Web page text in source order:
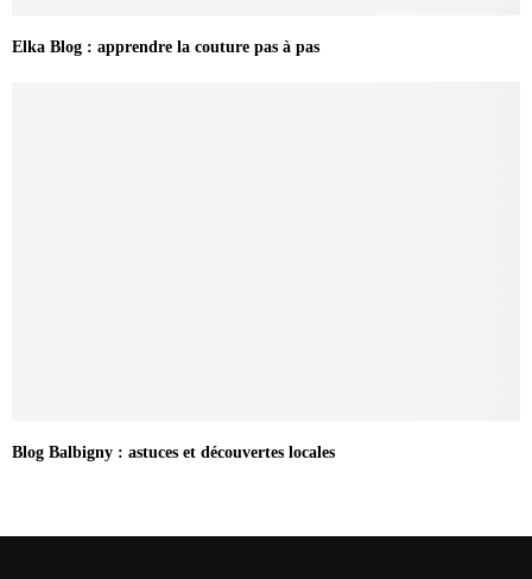
Elka Blog : apprendre la couture pas à pas
Blog Balbigny : astuces et découvertes locales